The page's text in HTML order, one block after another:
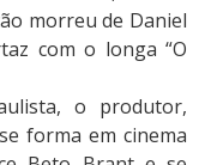
morreu de Daniel
com o longa “O
o produtor,
forma em cinema